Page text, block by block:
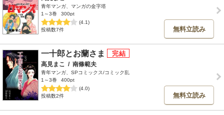
青年マンガ、マンガの金字塔
1～3巻
300pt
(4.1)
投稿数7件
無料立読み
一十郎とお蘭さま
高見まこ / 南條範夫
青年マンガ、SPコミックス/コミック乱
1～3巻
400pt
(4.0)
投稿数2件
無料立読み